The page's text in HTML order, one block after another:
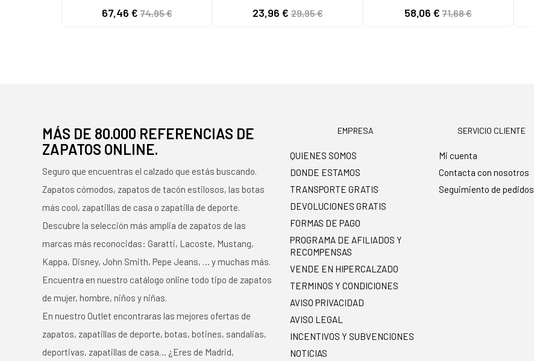
67,46 €74,95 € 23,96 €29,95 € 58,06 € 71,68 €
MÁS DE 80.000 REFERENCIAS DE
ZAPATOS ONLINE.
Seguro que encuentras el calzado que estás buscando.
Zapatos cómodos, zapatos de tacón estilosos, las botas
más cool, zapatillas de casa o zapatilla de deporte.
Descubre la selección más amplia de zapatos de las
marcas más reconocidas: Garatti, Lacoste, Mustang,
Kappa, Disney, John Smith, Pepe Jeans, … y muchas más.
Encuentra en nuestro catálogo online todo tipo de zapatos
de mujer, hombre, niños y niñas.
En nuestro Outlet encontraras las mejores ofertas de
zapatos, zapatillas de deporte, botas, botines, sandalias,
deportivas, zapatillas de casa… ¿Eres de Madrid,
EMPRESA
QUIENES SOMOS
DONDE ESTAMOS
TRANSPORTE GRATIS
DEVOLUCIONES GRATIS
FORMAS DE PAGO
PROGRAMA DE AFILIADOS Y
RECOMPENSAS
VENDE EN HIPERCALZADO
TERMINOS Y CONDICIONES
AVISO PRIVACIDAD
AVISO LEGAL
INCENTIVOS Y SUBVENCIONES
NOTICIAS
SERVICIO CLIENTE
Mi cuenta
Contacta con nosotros
Seguimiento de pedidos